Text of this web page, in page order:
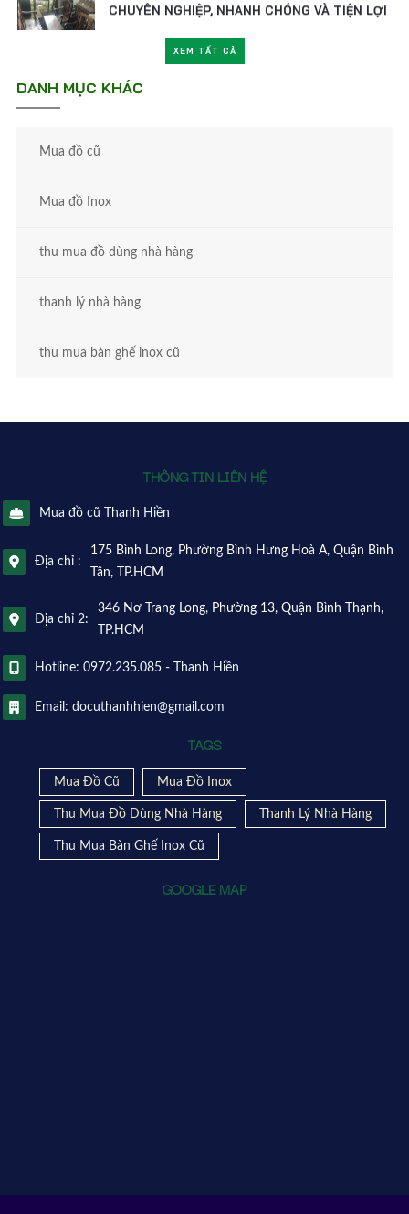
THANH LÝ XE NƯỚC MÍA, MÁY ÉP NƯỚC MÍA
ĐỒ CŨ DỰA VÀO TIÊU CHÍ NÀO?
XEM TẤT CẢ
DANH MỤC KHÁC
Mua đồ cũ
Mua đồ Inox
thu mua đồ dùng nhà hàng
thanh lý nhà hàng
thu mua bàn ghế inox cũ
THÔNG TIN LIÊN HỆ
Mua đồ cũ Thanh Hiền
Địa chỉ :
175 Bình Long, Phường Bình Hưng Hoà A, Quận Bình
Tân, TP.HCM
Địa chỉ 2:
346 Nơ Trang Long, Phường 13, Quận Bình Thạnh,
TP.HCM
Hotline: 0972.235.085 - Thanh Hiền
Email: docuthanhhien@gmail.com
TAGS
Mua Đồ Cũ Mua Đồ Inox
Thu Mua Đồ Dùng Nhà Hàng Thanh Lý Nhà Hàng
Thu Mua Bàn Ghế Inox Cũ
GOOGLE MAP